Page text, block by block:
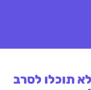
תוכלו לסרב